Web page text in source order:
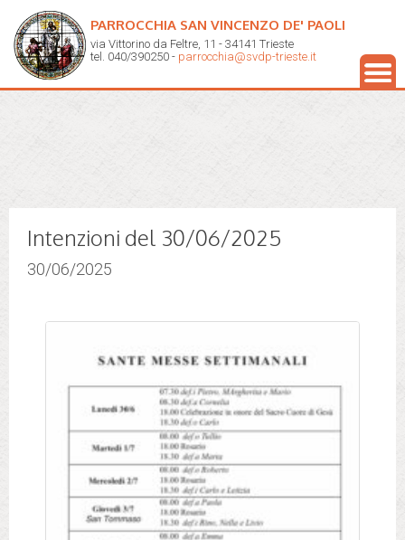
PARROCCHIA SAN VINCENZO DE' PAOLI
via Vittorino da Feltre, 11 - 34141 Trieste
tel. 040/390250 - parrocchia@svdp-trieste.it
Intenzioni del 30/06/2025
30/06/2025